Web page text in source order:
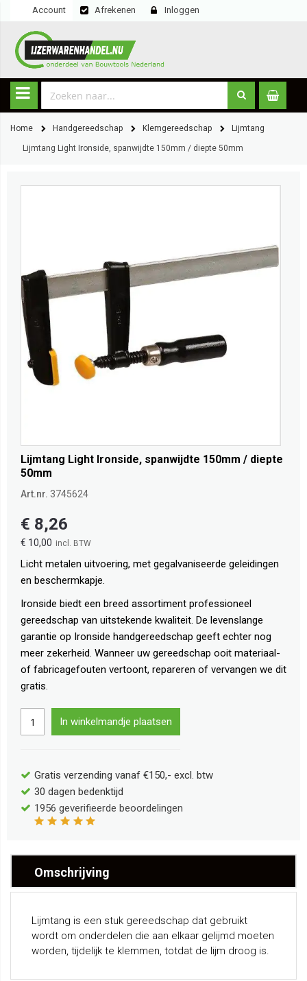
Account Afrekenen Inloggen
Home Handgereedschap Klemgereedschap Lijmtang
Lijmtang Light Ironside, spanwijdte 150mm / diepte 50mm
Lijmtang Light Ironside, spanwijdte 150mm / diepte
50mm
Art.nr. 3745624
€ 10,00
€ 8,26
Licht metalen uitvoering, met gegalvaniseerde geleidingen
en beschermkapje.
Ironside biedt een breed assortiment professioneel
gereedschap van uitstekende kwaliteit. De levenslange
garantie op Ironside handgereedschap geeft echter nog
meer zekerheid. Wanneer uw gereedschap ooit materiaal-
of fabricagefouten vertoont, repareren of vervangen we dit
gratis.
In winkelmandje plaatsen
Gratis verzending vanaf €150,- excl. btw
30 dagen bedenktijd
1956 geverifieerde beoordelingen
Omschrijving
Lijmtang is een stuk gereedschap dat gebruikt
wordt om onderdelen die aan elkaar gelijmd moeten
worden, tijdelijk te klemmen, totdat de lijm droog is.